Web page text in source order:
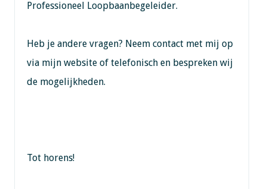
Professioneel Loopbaanbegeleider.
Heb je andere vragen? Neem contact met mij op
via mijn website of telefonisch en bespreken wij
de mogelijkheden.
Tot horens!